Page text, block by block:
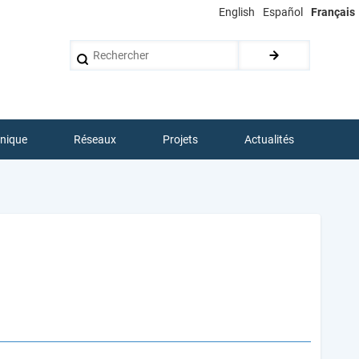
English Español Français
Rechercher
Réseaux Projets Actualités